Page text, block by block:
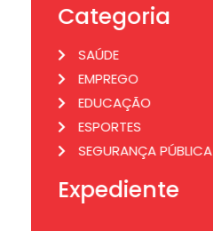
Categoria
SAÚDE
EMPREGO
EDUCAÇÃO
ESPORTES
SEGURANÇA PÚBLICA
Expediente